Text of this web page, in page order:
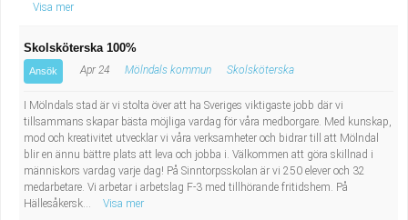
Visa mer
Skolsköterska 100%
Ansök Apr 24 Mölndals kommun Skolsköterska
I Mölndals stad är vi stolta över att ha Sveriges viktigaste jobb där vi
tillsammans skapar bästa möjliga vardag för våra medborgare. Med kunskap,
mod och kreativitet utvecklar vi våra verksamheter och bidrar till att Mölndal
blir en ännu bättre plats att leva och jobba i. Välkommen att göra skillnad i
människors vardag varje dag! På Sinntorpsskolan är vi 250 elever och 32
medarbetare. Vi arbetar i arbetslag F-3 med tillhörande fritidshem. På
Hällesåkersk...
Visa mer